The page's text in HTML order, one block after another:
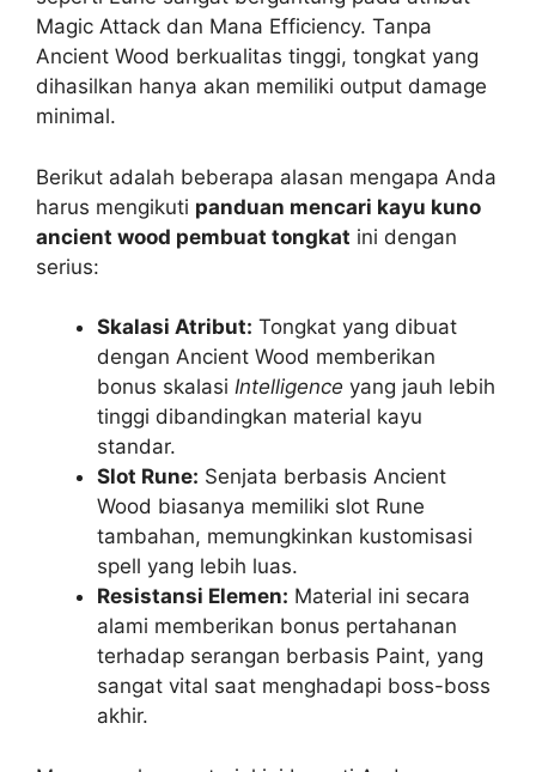
Magic Attack dan Mana Efficiency. Tanpa
Ancient Wood berkualitas tinggi, tongkat yang
dihasilkan hanya akan memiliki output damage
minimal.
Berikut adalah beberapa alasan mengapa Anda
harus mengikuti panduan mencari kayu kuno
ancient wood pembuat tongkat ini dengan
serius:
Skalasi Atribut: Tongkat yang dibuat
dengan Ancient Wood memberikan
bonus skalasi Intelligence yang jauh lebih
tinggi dibandingkan material kayu
standar.
Slot Rune: Senjata berbasis Ancient
Wood biasanya memiliki slot Rune
tambahan, memungkinkan kustomisasi
spell yang lebih luas.
Resistansi Elemen: Material ini secara
alami memberikan bonus pertahanan
terhadap serangan berbasis Paint, yang
sangat vital saat menghadapi boss-boss
akhir.